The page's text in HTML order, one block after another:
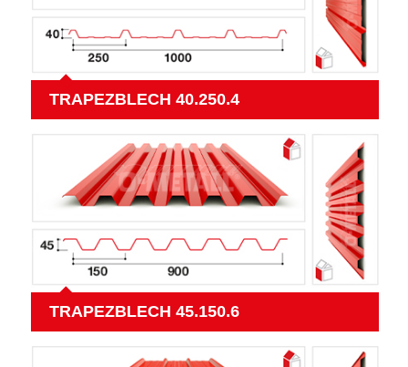
TRAPEZBLECH 40.250.4
TRAPEZBLECH 45.150.6